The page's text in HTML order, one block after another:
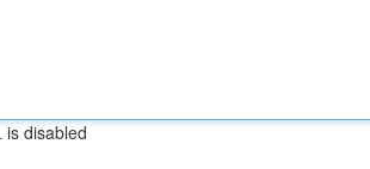
is disabled